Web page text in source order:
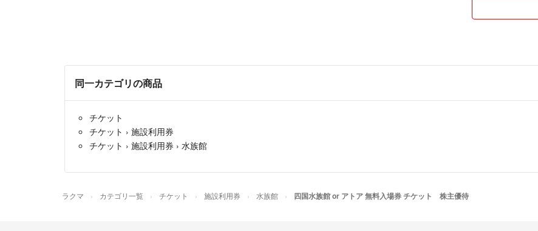
同一カテゴリの商品
チケット
チケット › 施設利用券
チケット › 施設利用券 › 水族館
ラクマ カテゴリ一覧 チケット 施設利用券 水族館 四国水族館 or アトア 無料入場券 チケット 株主優待